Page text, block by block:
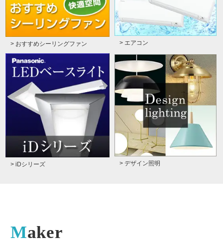
> おすすめシーリングファン > エアコン
> iDシリーズ > デザイン照明
Maker